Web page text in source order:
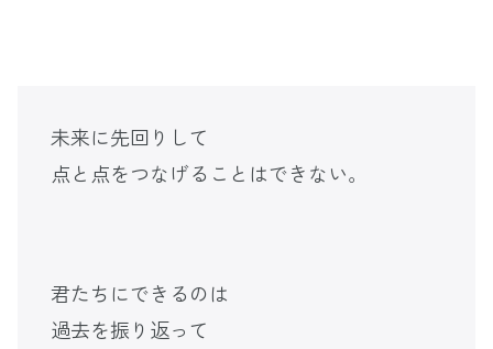
未来に先回りして
点と点をつなげることはできない。
君たちにできるのは
過去を振り返って